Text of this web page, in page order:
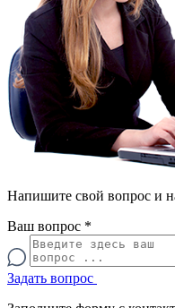
Напишите свой вопрос и
Ваш вопрос *
Задать вопрос